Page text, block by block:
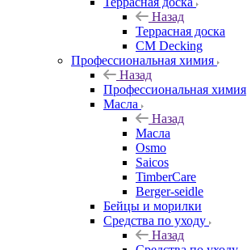
Назад
Террасная доска
CM Decking
Профессиональная химия
Назад
Профессиональная химия
Масла
Назад
Масла
Osmo
Saicos
TimberCare
Berger-seidle
Бейцы и морилки
Средства по уходу
Назад